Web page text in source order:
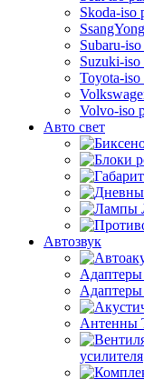
Skoda-iso
Subaru-
Suzuki-iso
Toyota-iso
Volvo-iso
Авто свет
Автозвук
Адаптеры
Адаптеры
Антенны
усилителя